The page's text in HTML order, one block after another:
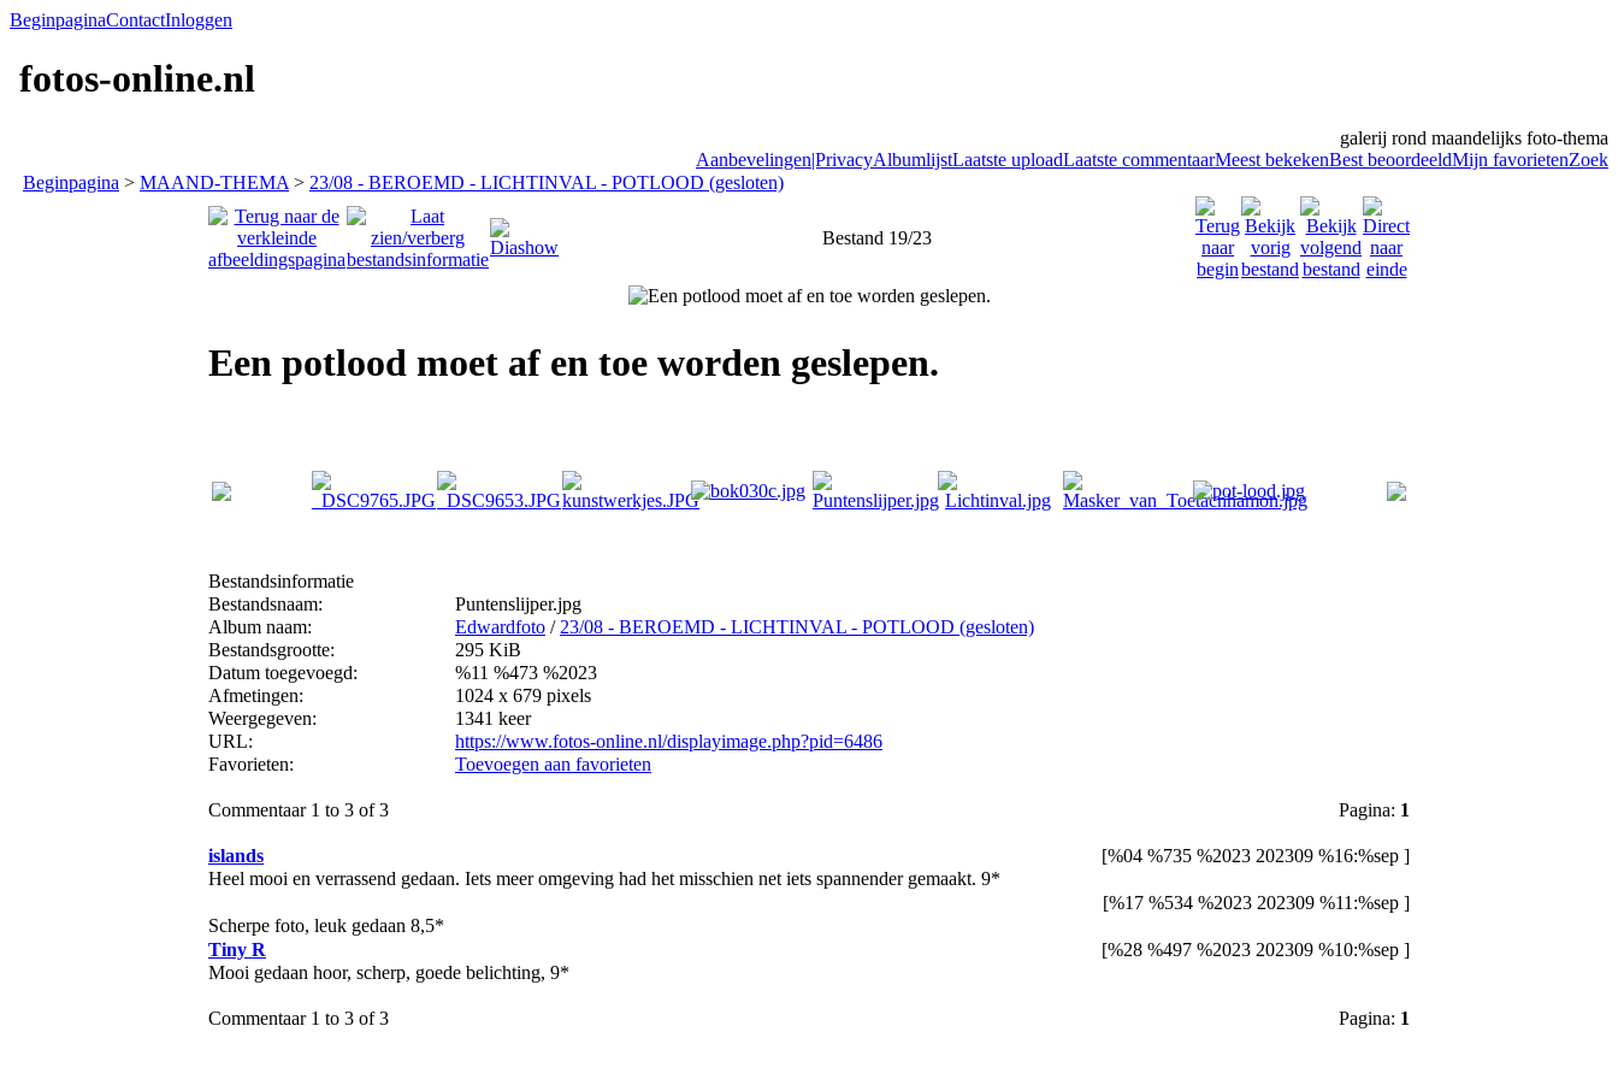
BeginpaginaContactInloggen
fotos-online.nl
galerij rond maandelijks foto-thema
Aanbevelingen|PrivacyAlbumlijstLaatste uploadLaatste commentaarMeest bekekenBest beoordeeldMijn favorietenZoek
Beginpagina > MAAND-THEMA > 23/08 - BEROEMD - LICHTINVAL - POTLOOD (gesloten)
Bestand 19/23
Een potlood moet af en toe worden geslepen.
Bestandsinformatie
Bestandsnaam:
Puntenslijper.jpg
Album naam:
Edwardfoto / 23/08 - BEROEMD - LICHTINVAL - POTLOOD (gesloten)
Bestandsgrootte:
295 KiB
Datum toegevoegd:
%11 %473 %2023
Afmetingen:
1024 x 679 pixels
Weergegeven:
1341 keer
URL:
https://www.fotos-online.nl/displayimage.php?pid=6486
Favorieten:
Toevoegen aan favorieten
Commentaar 1 to 3 of 3 Pagina: 1
islands
[%04 %735 %2023 202309 %16:%sep ]
Heel mooi en verrassend gedaan. Iets meer omgeving had het misschien net iets spannender gemaakt. 9*
[%17 %534 %2023 202309 %11:%sep ]
Scherpe foto, leuk gedaan 8,5*
Tiny R
[%28 %497 %2023 202309 %10:%sep ]
Mooi gedaan hoor, scherp, goede belichting, 9*
Commentaar 1 to 3 of 3 Pagina: 1